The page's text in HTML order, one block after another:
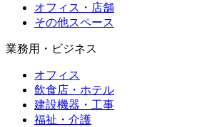
オフィス・店舗
その他スペース
業務用・ビジネス
オフィス
飲食店・ホテル
建設機器・工事
福祉・介護